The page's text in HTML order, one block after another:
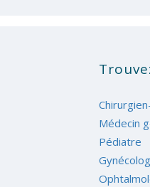
Médecin
Pédiatre